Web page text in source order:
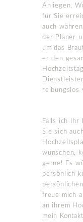
Anliegen,
für Sie
auch
der Planer
um das
er den
reibungslos
Falls ich Ihr
Sie sich
wünschen,
gerne! Es
persönlich
freue mich
an ihrem
mein